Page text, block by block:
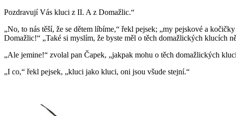
Pozdravují Vás kluci z II. A z Domažlic.“
„No, to nás těší, že se dětem líbíme,“ řekl pejsek; „my pejskové a
Domažlic!“ „Také si myslím, že byste měl o těch domažlických klucích
„Ale jemine!“ zvolal pan Čapek, „jakpak mohu o těch domažlických
„I co,“ řekl pejsek, „kluci jako kluci, oni jsou všude stejní.“